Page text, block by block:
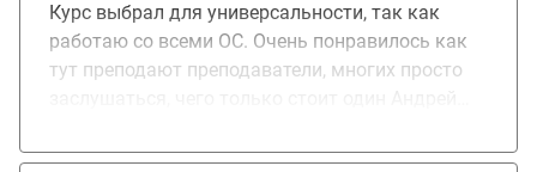
Курс выбрал для универсальности, так как
работаю со всеми ОС. Очень понравилось как
тут преподают преподаватели, многих просто
не с первого раза конечно сдал, ибо работаю на